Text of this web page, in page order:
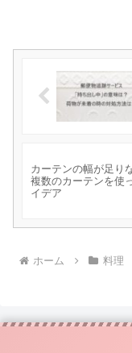
カーテンの幅が足り
複数のカーテンを使
イデア
ホーム 料理